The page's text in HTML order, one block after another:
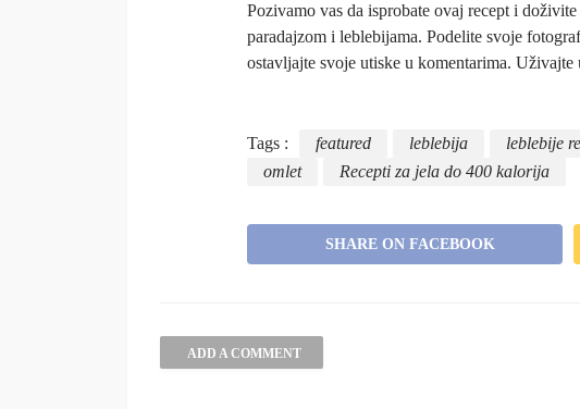
Pozivamo vas da isprobate ovaj recept i
paradajzom i leblebijama. Podelite svoje
ostavljajte svoje utiske u komentarima.
Tags : featured leblebija leblebije
omlet
Recepti za jela do 400 kalorija
SHARE ON FACEBOOK
ADD A COMMENT